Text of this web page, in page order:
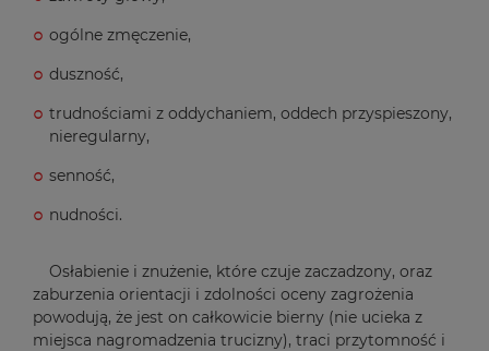
ogólne zmęczenie,
duszność,
trudnościami z oddychaniem, oddech przyspieszony,
nieregularny,
senność,
nudności.
Osłabienie i znużenie, które czuje zaczadzony, oraz
zaburzenia orientacji i zdolności oceny zagrożenia
powodują, że jest on całkowicie bierny (nie ucieka z
miejsca nagromadzenia trucizny), traci przytomność i